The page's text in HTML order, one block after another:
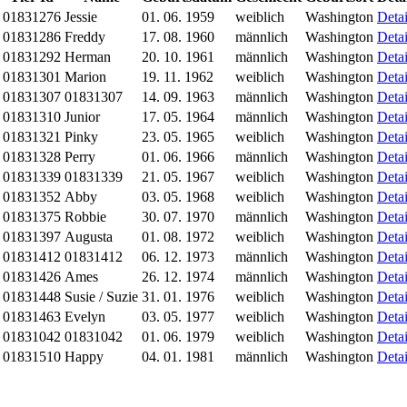
01831276 Jessie 01. 06. 1959 weiblich Washington
01831286 Freddy 17. 08. 1960 männlich Washington
01831292 Herman 20. 10. 1961 männlich Washington
01831301 Marion 19. 11. 1962 weiblich Washington
01831307 01831307 14. 09. 1963 männlich Washington
01831310 Junior 17. 05. 1964 männlich Washington
01831321 Pinky 23. 05. 1965 weiblich Washington
01831328 Perry 01. 06. 1966 männlich Washington
01831339 01831339 21. 05. 1967 weiblich Washington
01831352 Abby 03. 05. 1968 weiblich Washington
01831375 Robbie 30. 07. 1970 männlich Washington
01831397 Augusta 01. 08. 1972 weiblich Washington
01831412 01831412 06. 12. 1973 männlich Washington
01831426 Ames 26. 12. 1974 männlich Washington
01831448 Susie / Suzie 31. 01. 1976 weiblich Washington
01831463 Evelyn 03. 05. 1977 weiblich Washington
01831042 01831042 01. 06. 1979 weiblich Washington
01831510 Happy 04. 01. 1981 männlich Washington